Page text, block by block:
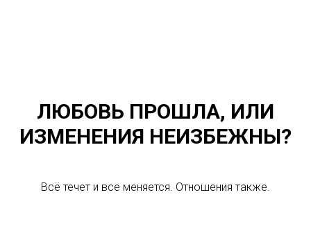
ЛЮБОВЬ ПРОШЛА, ИЛИ
ИЗМЕНЕНИЯ НЕИЗБЕЖНЫ?
Всё течет и все меняется. Отношения также.